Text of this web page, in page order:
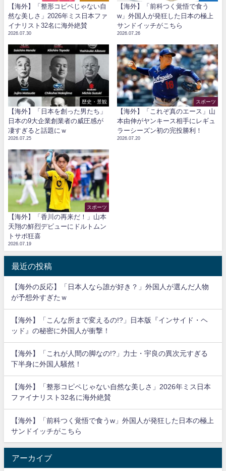
【海外】「整形コピペじゃない自
然な美しさ」2026年ミス日本ファ
イナリスト32名に海外絶賛
2026.07.30
【海外】「前科つく覚悟で食う
w」外国人が発狂した日本の極上
サンドイッチがこちら
2026.07.26
歴史・景観
【海外】「日本を創った男たち」
日本の9大企業創業者の威圧感が
凄すぎると話題にｗ
2026.07.25
スポーツ
【海外】「これぞ真のエース」山
本由伸がヤンキース相手にレギュ
ラーシーズン初の完投勝利！
2026.07.20
スポーツ
【海外】「香川の再来だ！」山本
天翔の鮮烈デビューにドルトムン
トサポ狂喜
2026.07.19
最近の投稿
【海外の反応】「日本人なら誰が好き？」外国人が選んだ人物
が予想外すぎたｗ
【海外】「こんな所まで変えるの!?」日本版『インサイド・ヘ
ッド』の秘密に外国人が衝撃！
【海外】「これが人間の脚なの!?」力士・宇良の異次元すぎる
下半身に外国人騒然！
【海外】「整形コピペじゃない自然な美しさ」2026年ミス日本
ファイナリスト32名に海外絶賛
【海外】「前科つく覚悟で食うw」外国人が発狂した日本の極上
サンドイッチがこちら
アーカイブ